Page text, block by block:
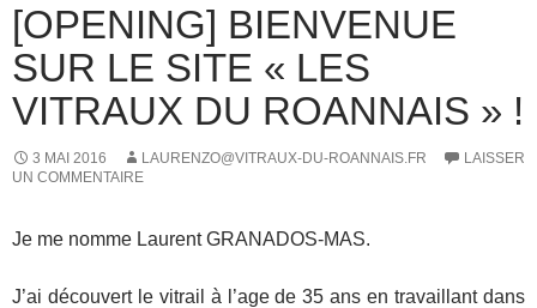
[OPENING] BIENVENUE
SUR LE SITE « LES
VITRAUX DU ROANNAIS » !
3 MAI 2016 LAURENZO@VITRAUX-DU-ROANNAIS.FR
LAISSER
UN COMMENTAIRE
Je me nomme Laurent GRANADOS-MAS.
J’ai découvert le vitrail à l’age de 35 ans en travaillant dans